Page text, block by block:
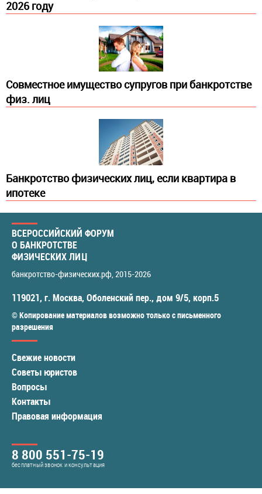
2026 году
Совместное имущество супругов при банкротстве
физ. лиц
Банкротство физических лиц, если квартира в
ипотеке
ВСЕРОССИЙСКИЙ ФОРУМ
О БАНКРОТСТВЕ
ФИЗИЧЕСКИХ ЛИЦ
банкротство-физических.рф, 2015-2026
119021, г. Москва, Оболенский пер., дом 9/5, корп.5
© Копирование материалов возможно только с письменного
разрешения
Свежие новости
Советы юристов
Вопросы
Контакты
Правовая информация
8 800 551-75-19
бесплатный звонок и консультация